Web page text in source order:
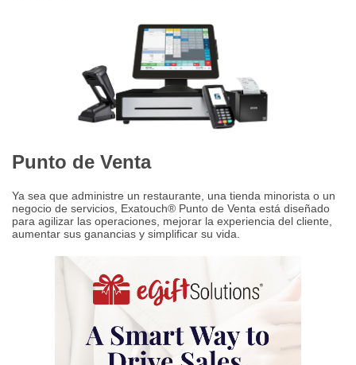
Punto de Venta
Ya sea que administre un restaurante, una tienda minorista o un
negocio de servicios, Exatouch® Punto de Venta está diseñado
para agilizar las operaciones, mejorar la experiencia del cliente,
aumentar sus ganancias y simplificar su vida.